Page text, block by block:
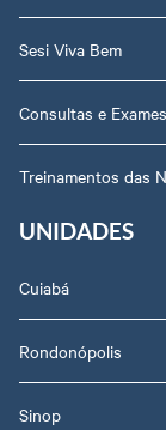
Sesi Viva Bem
Consultas e
Treinamentos das
UNIDADES
Cuiabá
Rondonópolis
Sinop